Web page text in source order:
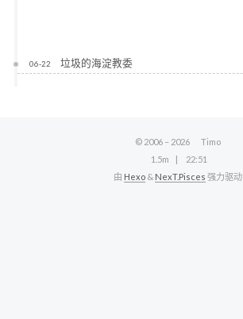
06-22 垃圾的海淀教委
© 2006 – 2026
Timo
1.5m
22:51
由 Hexo & NexT.Pisces 强力驱动